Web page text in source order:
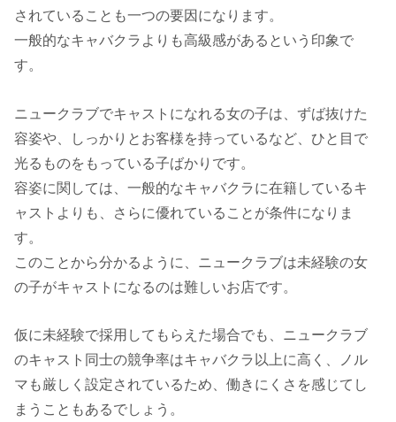
されていることも一つの要因になります。
一般的なキャバクラよりも高級感があるという印象で
す。
ニュークラブでキャストになれる女の子は、ずば抜けた
容姿や、しっかりとお客様を持っているなど、ひと目で
光るものをもっている子ばかりです。
容姿に関しては、一般的なキャバクラに在籍しているキ
ャストよりも、さらに優れていることが条件になりま
す。
このことから分かるように、ニュークラブは未経験の女
の子がキャストになるのは難しいお店です。
仮に未経験で採用してもらえた場合でも、ニュークラブ
のキャスト同士の競争率はキャバクラ以上に高く、ノル
マも厳しく設定されているため、働きにくさを感じてし
まうこともあるでしょう。